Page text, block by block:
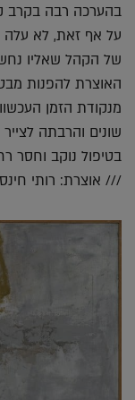
בהערכה רבה בקרב
על אף זאת, לא עלה
של הקהל שאליו
האוצרת להפנות
מנקודת הזמן
שונים והרבתה לצייר
בטיפול נוקב וחסר
/// אוצרת: רותי